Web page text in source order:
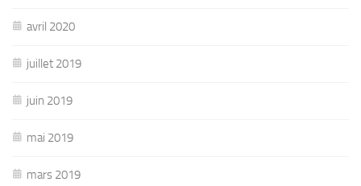
avril 2020
juillet 2019
juin 2019
mai 2019
mars 2019